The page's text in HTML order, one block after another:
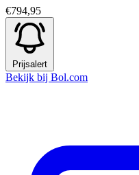
€794,95
Prijsalert
Bekijk bij Bol.com